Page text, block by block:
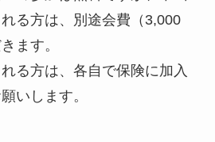
る方は、別途会費（3,000
ます。
る方は、各自で保険に加入
いします。